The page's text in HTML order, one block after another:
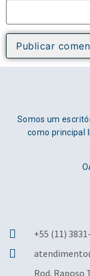
Somos um
como principal
+55 (11)
Rod. Raposo